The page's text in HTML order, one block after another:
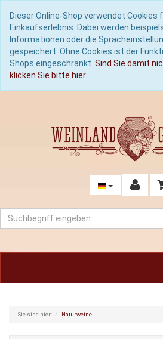
Dieser Online-Shop verwendet Cookies
Einkaufserlebnis. Dabei werden
Informationen oder die
gespeichert. Ohne Cookies ist der
Shops eingeschränkt. Sind Sie damit
klicken Sie bitte hier.
Sie sind hier: Naturweine